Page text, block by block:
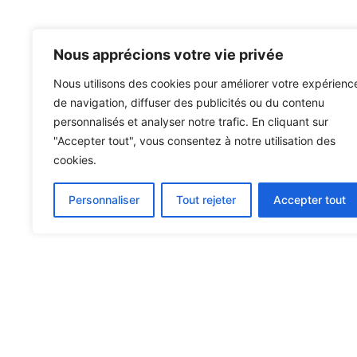
Nous apprécions votre vie privée
Nous utilisons des cookies pour améliorer votre
de navigation, diffuser des publicités ou du contenu
personnalisés et analyser notre trafic. En cliquant sur
"Accepter tout", vous consentez à notre utilisation des
cookies.
Personnaliser Tout rejeter Accepter tout